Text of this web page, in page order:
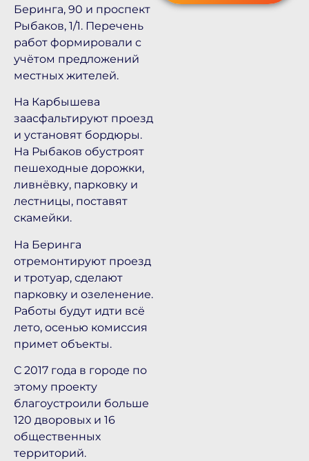
Беринга, 90 и проспект
Рыбаков, 1/1. Перечень
работ формировали с
учётом предложений
местных жителей.
На Карбышева
заасфальтируют проезд
и установят бордюры.
На Рыбаков обустроят
пешеходные дорожки,
ливнёвку, парковку и
лестницы, поставят
скамейки.
На Беринга
отремонтируют проезд
и тротуар, сделают
парковку и озеленение.
Работы будут идти всё
лето, осенью комиссия
примет объекты.
С 2017 года в городе по
этому проекту
благоустроили больше
120 дворовых и 16
общественных
территорий.